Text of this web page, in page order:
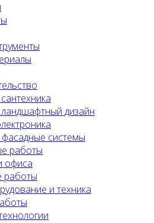
дизайн
системы
работы
офиса
работы
и техника